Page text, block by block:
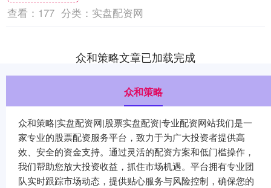
查看： 177 分类： 实盘配资网
众和策略文章已加载完成
众和策略
众和策略|实盘配资网|股票实盘配资|专业配资网站我们是一
家专业的股票配资服务平台，致力于为广大投资者提供高
效、安全的资金支持。通过灵活的配资方案和低门槛操作，
我们帮助您放大投资收益，抓住市场机遇。平台拥有专业团
队实时跟踪市场动态，提供贴心服务与风险控制，确保您的